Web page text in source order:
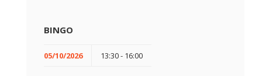
BINGO
05/10/2026 13:30 - 16:00